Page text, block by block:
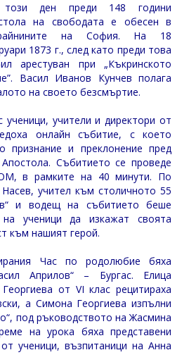
ден преди 148 години
на свободата е обесен в
на София. На 18
1873 г., след като преди това
арестуван при „Къкринското
Васил Иванов Кунчев полага
на своето безсмъртие.
ученици, учители и директори от
онлайн събитие, с което
признание и преклонение пред
Събитието се проведе
в рамките на 40 минути. По
учител към столичното 55
и водещ на събитието беше
ученици да изкажат своята
към нашият герой.
Час по родолюбие бяха
Априлов“ – Бургас. Елица
от VI клас рецитираха
а Симона Георгиева изпълни
под ръководството на Жасмина
на урока бяха представени
ученици, възпитаници на Анна